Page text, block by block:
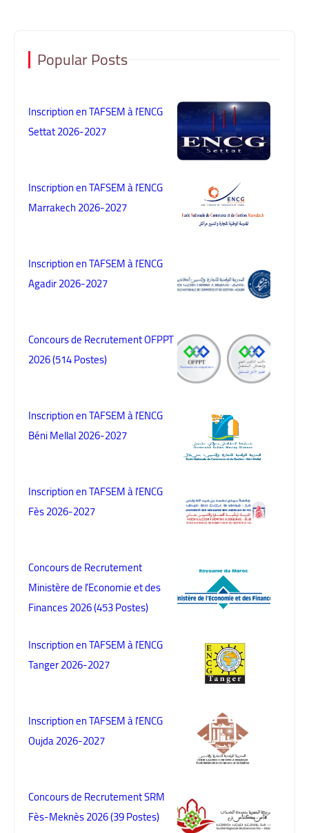
Popular Posts
Inscription en TAFSEM à l'ENCG
Settat 2026-2027
Inscription en TAFSEM à l'ENCG
Marrakech 2026-2027
Inscription en TAFSEM à l'ENCG
Agadir 2026-2027
Concours de Recrutement OFPPT
2026 (514 Postes)
Inscription en TAFSEM à l'ENCG
Béni Mellal 2026-2027
Inscription en TAFSEM à l'ENCG
Fès 2026-2027
Concours de Recrutement
Ministère de l’Economie et des
Finances 2026 (453 Postes)
Inscription en TAFSEM à l'ENCG
Tanger 2026-2027
Inscription en TAFSEM à l'ENCG
Oujda 2026-2027
Concours de Recrutement SRM
Fès-Meknès 2026 (39 Postes)